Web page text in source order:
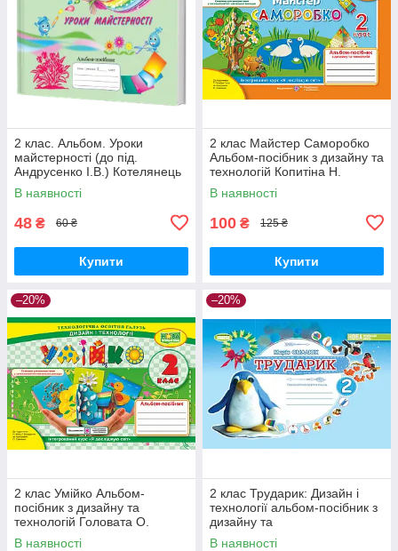
2 клас. Альбом. Уроки
майстерності (до під.
Андрусенко І.В.) Котелянець
Н. Грамота
В наявності
48 ₴ 60 ₴
Купити
2 клас Майстер Саморобко
Альбом-посібник з дизайну та
технологій Копитіна Н.
Бровченко А. ПіП
В наявності
100 ₴ 125 ₴
Купити
–20%
2 клас Умійко Альбом-
посібник з дизайну та
технологій Головата О.
Кононюк А. ПіП
В наявності
–20%
2 клас Трударик: Дизайн і
технології альбом-посібник з
дизайну та
технологій.,Смалюх М Генеза
В наявності